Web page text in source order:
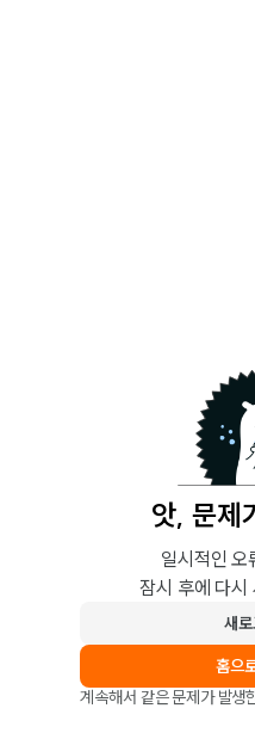
앗, 문제
일시적인 오
잠시 후에 다시
새
홈으
계속해서 같은 문제가 발생